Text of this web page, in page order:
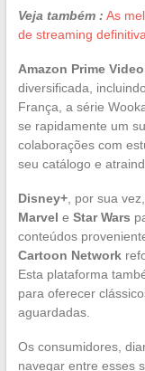
Veja também : As
de streaming definitiva
Amazon Prime Video
diversificada,
França, a série
se rapidamente um
colaborações com
seu catálogo e
Disney+, por sua
Marvel e Star Wars
conteúdos
Cartoon Network
Esta plataforma
para oferecer
aguardadas.
Os consumidores,
navegar entre esses